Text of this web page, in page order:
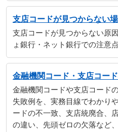
支店コードが見つからない
支店コードが見つからない原
ょ銀行・ネット銀行での注意
金融機関コード・支店コー
金融機関コードや支店コード
失敗例を、実務目線でわかり
ードの不一致、支店統廃合、
の違い、先頭ゼロの欠落など